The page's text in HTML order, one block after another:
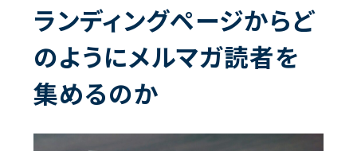
ランディングページからど
のようにメルマガ読者を
集めるのか